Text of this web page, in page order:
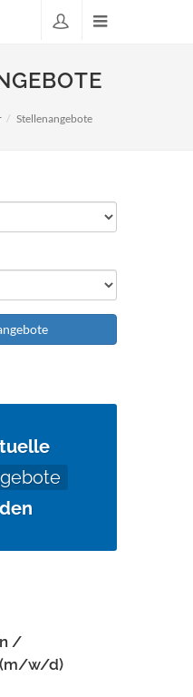
Stellenangebote
/
(m/w/d)